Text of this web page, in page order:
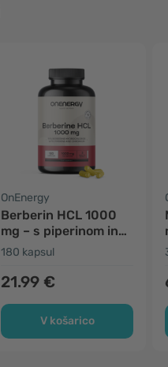
OnEnergy
Berberin HCL 1000
mg – s piperinom in
kromom
180 kapsul
21.99 €
V košarico